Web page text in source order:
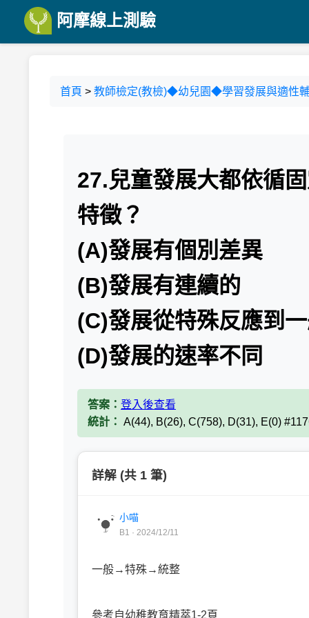
阿摩線上測驗
首頁 > 教師檢定(教檢)◆幼兒園◆學習發展與適性
27.兒童發展大都依循
特徵？
(A)發展有個別差異
(B)發展有連續的
(C)發展從特殊反應到
(D)發展的速率不同
答案： 登入後查看
統計： A(44), B(26), C(758), D(31), E(0)
詳解 (共 1 筆)
小喵
B1 · 2024/12/11
一般→特殊→統整
參考自幼稚教育精萃1-2頁